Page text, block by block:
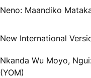
Neno: Maandiko
New International
Nkanda Wu Moyo,
(YOM)